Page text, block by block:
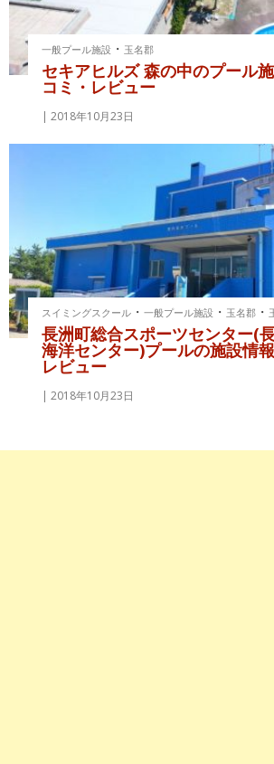
一般プール施設 ・ 玉名郡
セキアヒルズ 森の中のプール
コミ・レビュー
2018年10月23日
スイミングスクール ・一般プール施設 ・ 玉名郡 ・
長洲町総合スポーツセンター(
海洋センター)プールの施設情
レビュー
2018年10月23日